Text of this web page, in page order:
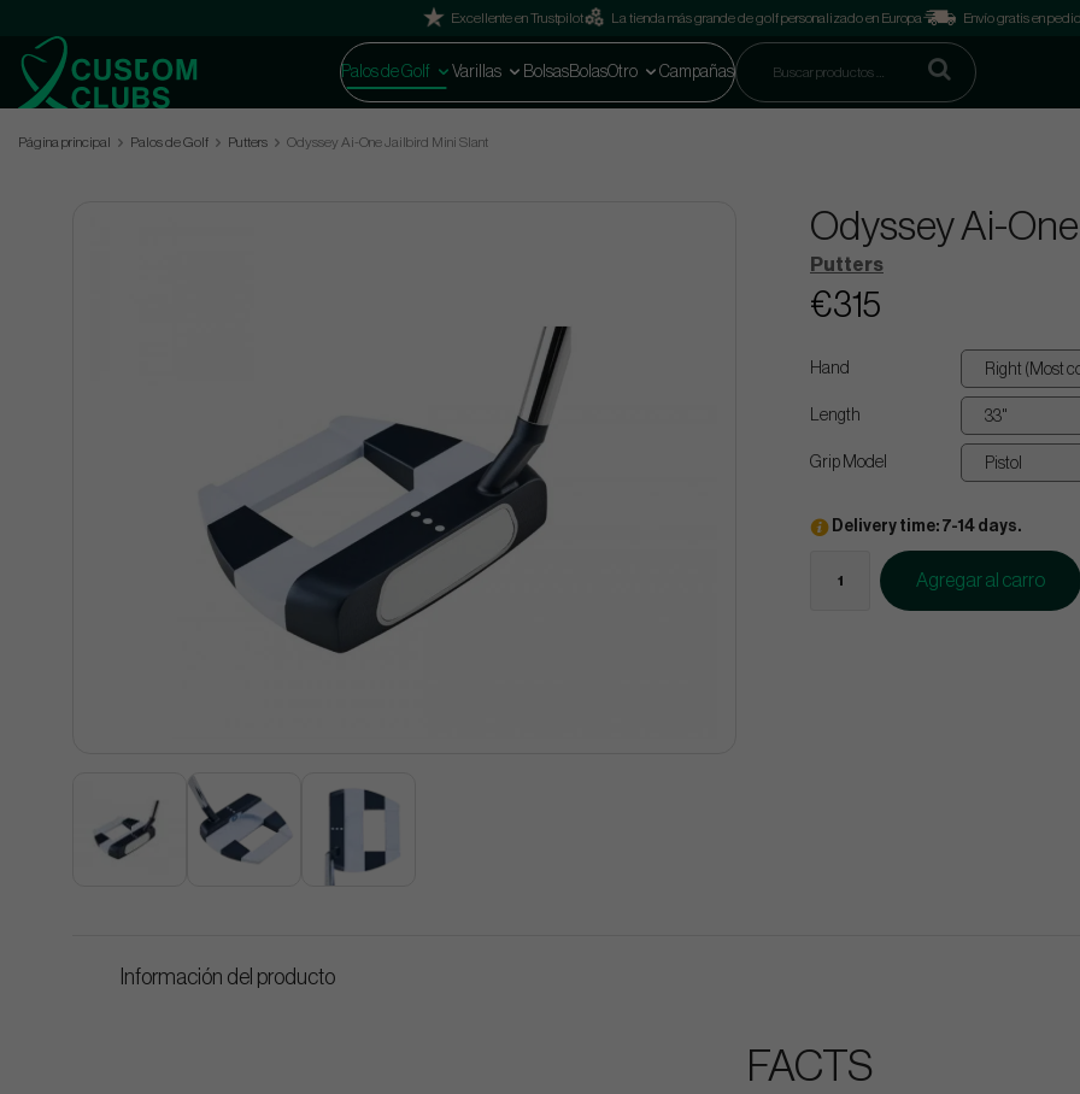
Excellente en Trustpilot La tienda más grande de golf personalizado en Europa Envío gratis en
Palos de Golf Varillas BolsasBolasOtro Campañas
Página principal Palos de Golf Putters Odyssey Ai-One Jailbird Mini Slant
Odyssey Ai-
Putters
€315
Hand
Length
Grip Model
Delivery time: 7-14 days.
Agregar al carro
Información del producto
FACTS